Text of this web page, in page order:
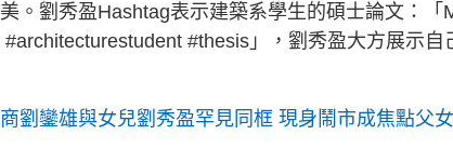
。劉秀盈Hashtag表示建築系學生的碩士論文：
#thesis」，劉秀盈大方展示
劉鑾雄與女兒劉秀盈罕見同框 現身鬧市成焦點父